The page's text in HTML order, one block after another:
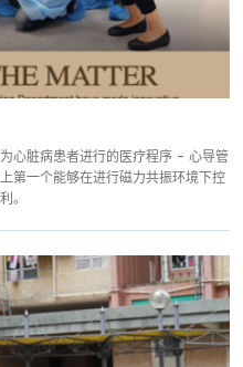
心脏病患者进行的医疗程序 - 心导管
第一个能够在进行磁力共振环境下控
。